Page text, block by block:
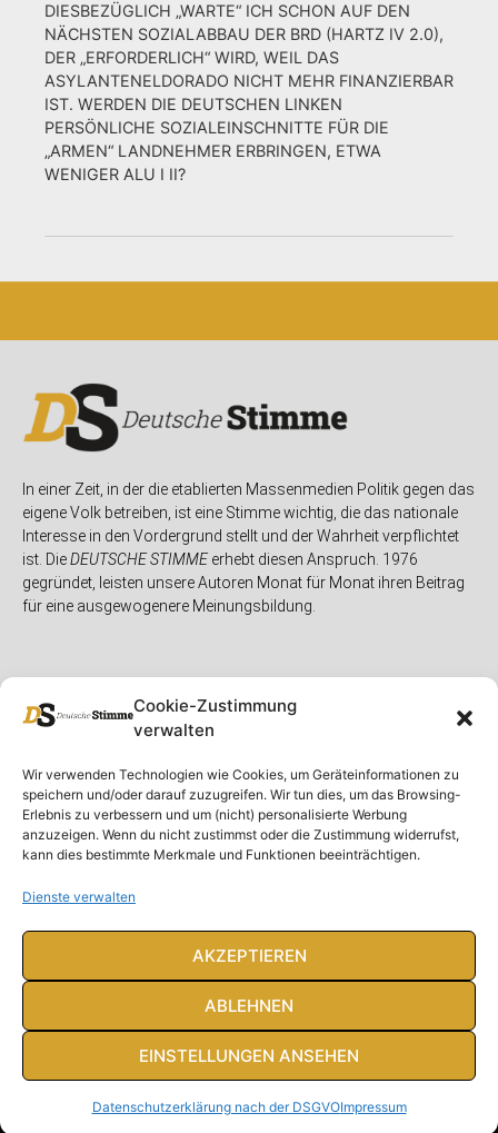
Cookie-Zustimmung
verwalten
Wir verwenden Technologien wie Cookies, um Geräteinformationen zu
speichern und/oder darauf zuzugreifen. Wir tun dies, um das Browsing-
Erlebnis zu verbessern und um (nicht) personalisierte Werbung
anzuzeigen. Wenn du nicht zustimmst oder die Zustimmung widerrufst,
kann dies bestimmte Merkmale und Funktionen beeinträchtigen.
Dienste verwalten
AKZEPTIEREN
ABLEHNEN
EINSTELLUNGEN ANSEHEN
Datenschutzerklärung nach der DSGVOImpressum
DIESBEZÜGLICH „WARTE“ ICH SCHON AUF DEN
NÄCHSTEN SOZIALABBAU DER BRD (HARTZ IV 2.0),
DER „ERFORDERLICH“ WIRD, WEIL DAS
ASYLANTENELDORADO NICHT MEHR FINANZIERBAR
IST. WERDEN DIE DEUTSCHEN LINKEN
PERSÖNLICHE SOZIALEINSCHNITTE FÜR DIE
„ARMEN“ LANDNEHMER ERBRINGEN, ETWA
WENIGER ALU I II?
In einer Zeit, in der die etablierten Massenmedien Politik gegen das
eigene Volk betreiben, ist eine Stimme wichtig, die das nationale
Interesse in den Vordergrund stellt und der Wahrheit verpflichtet
ist. DieDEUTSCHE STIMMEerhebt diesen Anspruch. 1976
gegründet, leisten unsere Autoren Monat für Monat ihren Beitrag
für eine ausgewogenere Meinungsbildung.
Unser Magazin
Spenden
Ausgaben
Abonnieren
Rubriken
Deutschland
Ausland
Feuilleton
Rechtliches
Rechtliche Hinweise
Impressum
Datenschutzerklärung